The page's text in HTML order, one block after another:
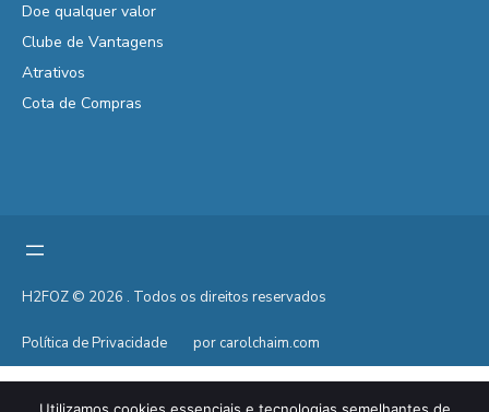
Doe qualquer valor
Clube de Vantagens
Atrativos
Cota de Compras
H2FOZ © 2026 . Todos os direitos reservados
Política de Privacidade por carolchaim.com